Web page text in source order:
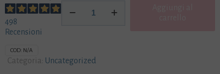
498
Recensioni
Carta
COD: N/A
Categoria: Uncategorized